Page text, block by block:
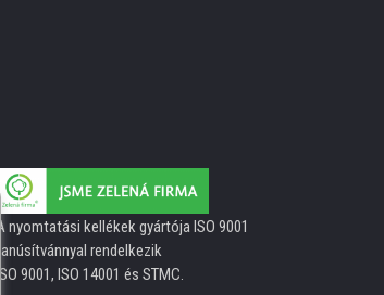
A nyomtatási kellékek gyártója ISO 9001
tanúsítvánnyal rendelkezik
ISO 9001, ISO 14001 és STMC.